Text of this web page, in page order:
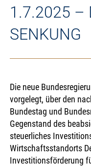
1.7.2025 –
SENKUNG
Die neue
vorgelegt, über den
Bundestag und
Gegenstand des
steuerliches
Wirtschaftsstandorts
Investitionsförderung